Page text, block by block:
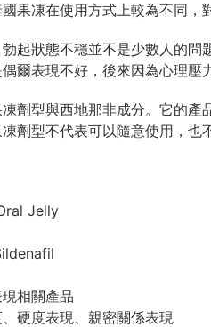
果凍在使用方式上較為不同，
起狀態不穩並不是少數人的
爾表現不好，後來因為心理壓
劑型與西地那非成分。它的
劑型不代表可以隨意使用，也
Jelly
相關產品
硬度表現、親密關係表現